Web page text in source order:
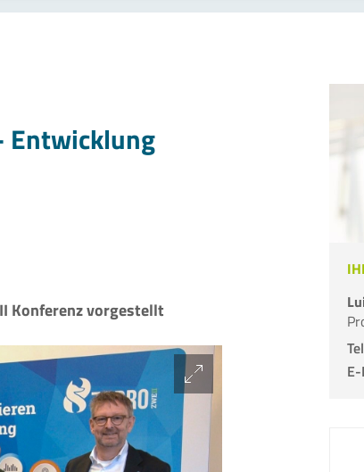
Entwicklung
Konferenz vorgestellt